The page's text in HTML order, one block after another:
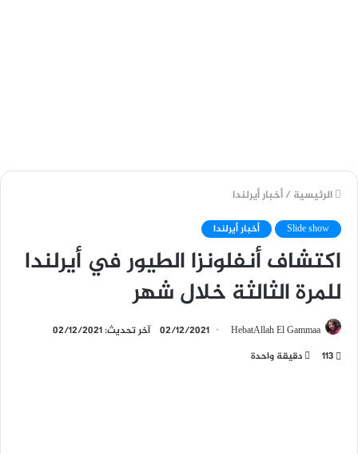
الرئيسية /أخبار أيرلندا
Slide show أخبار أيرلندا
اكتشاف أنفلونزا الطيور في أيرلندا
للمرة الثالثة خلال شهر
HebatAllah El Gammaa
02/12/2021 آخر تحديث: 02/12/2021
113
دقيقة واحدة